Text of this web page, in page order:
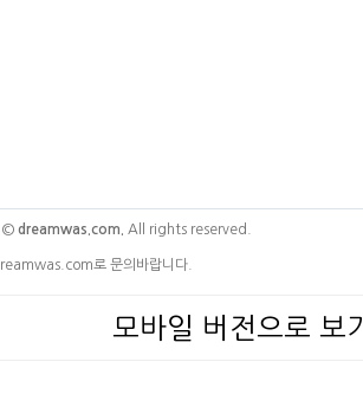
© dreamwas.com. All rights reserved.
로 문의바랍니다.
모바일 버전으로 보기